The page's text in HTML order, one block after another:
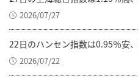
2026/07/27
22日のハンセン指数は0.95％安
2026/07/22